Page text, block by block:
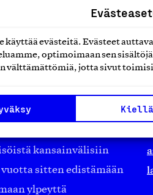
käyttää evästeitä. Evästeet
optimoimaan sen
välttämättömiä, jotta sivut
Kiellä
työmarkkinajärjestöistä
suomalaisen
kansainvälisiin
sitten edistämään
ylpeyttä